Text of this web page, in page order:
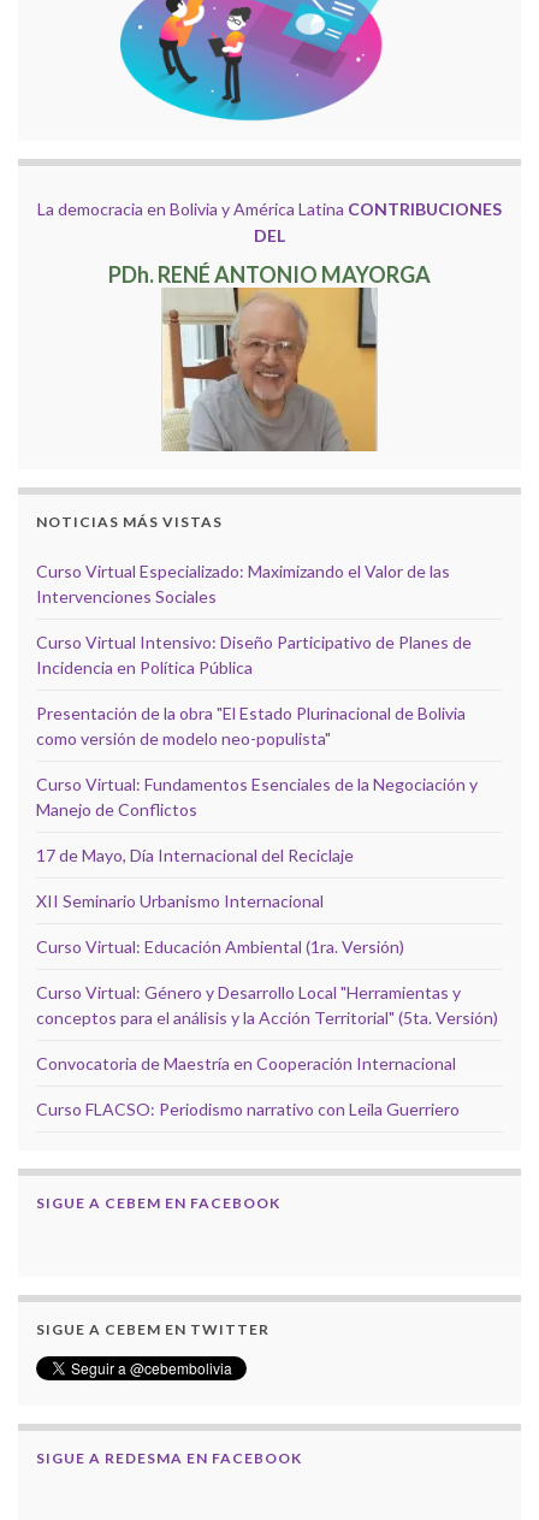
La democracia en Bolivia y América Latina CONTRIBUCIONES
DEL
PDh. RENÉ ANTONIO MAYORGA
NOTICIAS MÁS VISTAS
Curso Virtual Especializado: Maximizando el Valor de las
Intervenciones Sociales
Curso Virtual Intensivo: Diseño Participativo de Planes de
Incidencia en Política Pública
Presentación de la obra "El Estado Plurinacional de Bolivia
como versión de modelo neo-populista"
Curso Virtual: Fundamentos Esenciales de la Negociación y
Manejo de Conflictos
17 de Mayo, Día Internacional del Reciclaje
XII Seminario Urbanismo Internacional
Curso Virtual: Educación Ambiental (1ra. Versión)
Curso Virtual: Género y Desarrollo Local "Herramientas y
conceptos para el análisis y la Acción Territorial" (5ta. Versión)
Convocatoria de Maestría en Cooperación Internacional
Curso FLACSO: Periodismo narrativo con Leila Guerriero
SIGUE A CEBEM EN FACEBOOK
SIGUE A CEBEM EN TWITTER
SIGUE A REDESMA EN FACEBOOK